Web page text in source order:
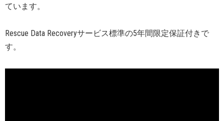
ています。
Rescue Data Recoveryサービス標準の5年間限定保証付きで
す。